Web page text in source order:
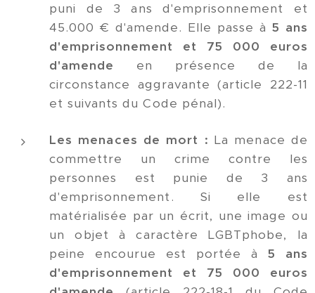
puni de 3 ans d'emprisonnement et
45.000 € d'amende. Elle passe à 5 ans
d'emprisonnement et 75 000 euros
d'amende
en présence de la
circonstance aggravante (article 222-11
et suivants du Code pénal).
Les menaces de mort : La menace de
commettre un crime contre les
personnes est punie de 3 ans
d'emprisonnement. Si elle est
matérialisée par un écrit, une image ou
un objet à caractère LGBTphobe, la
peine encourue est portée à 5 ans
d'emprisonnement et 75 000 euros